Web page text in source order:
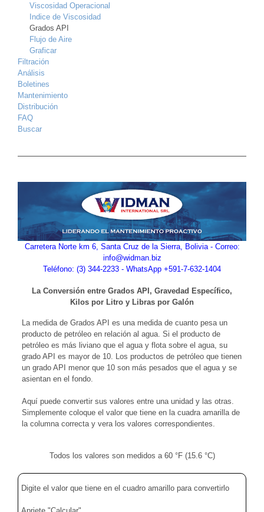
Viscosidad Operacional
Indice de Viscosidad
Grados API
Flujo de Aire
Graficar
Filtración
Análisis
Boletines
Mantenimiento
Distribución
FAQ
Buscar
Carretera Norte km 6, Santa Cruz de la Sierra, Bolivia - Correo:
info@widman.biz
Teléfono: (3) 344-2233 - WhatsApp +591-7-632-1404
La Conversión entre Grados API, Gravedad Específico,
Kilos por Litro y Libras por Galón
La medida de Grados API es una medida de cuanto pesa un
producto de petróleo en relación al agua. Si el producto de
petróleo es más liviano que el agua y flota sobre el agua, su
grado API es mayor de 10. Los productos de petróleo que tienen
un grado API menor que 10 son más pesados que el agua y se
asientan en el fondo.
Aquí puede convertir sus valores entre una unidad y las otras.
Simplemente coloque el valor que tiene en la cuadra amarilla de
la columna correcta y vera los valores correspondientes.
Todos los valores son medidos a 60 °F (15.6 °C)
Digite el valor que tiene en el cuadro amarillo para convertirlo